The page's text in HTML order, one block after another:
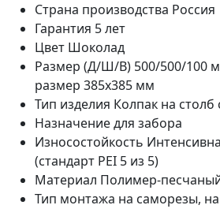
Страна производства Россия
Гарантия 5 лет
Цвет Шоколад
Размер (Д/Ш/В) 500/500/100
размер 385х385 мм
Тип изделия Колпак на столб
Назначениедля забора
Износостойкость
(стандарт PEI 5 из 5)
Материал Полимер-
Тип монтажа на саморезы,